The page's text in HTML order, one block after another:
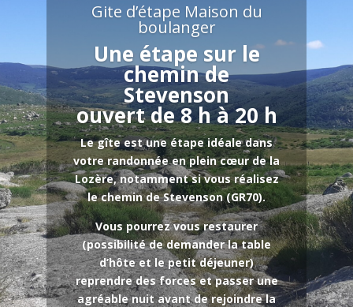
Gite d’étape Maison du
boulanger
Une étape sur le
chemin de
Stevenson
ouvert de 8 h à 20 h
Le gîte est une étape idéale dans
votre randonnée en plein cœur de la
Lozère, notamment si vous réalisez
le chemin de Stevenson (GR70).
Vous pourrez vous restaurer
(possibilité de demander la table
d’hôte et le petit déjeuner)
reprendre des forces et passer une
agréable nuit avant de rejoindre la